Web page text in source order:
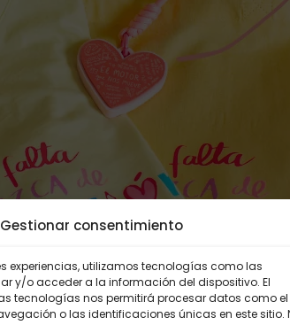
Gestionar consentimiento
experiencias, utilizamos tecnologías como las
y/o acceder a la información del dispositivo. El
tecnologías nos permitirá procesar datos como el
o las identificaciones únicas en este sitio.